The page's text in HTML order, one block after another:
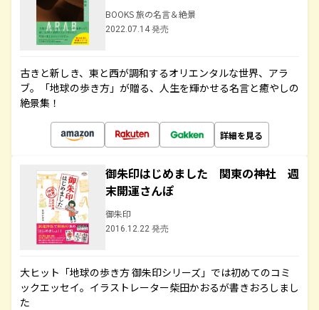
BOOKS 旅の名言＆絶景
2022.07.14 発売
古きと新しき、東と西が調和するオリエンタルな世界、アラ
ブ。「地球の歩き方」が贈る、人生を輝かせる名言と癒やしの
絶景集！
詳細を見る
御朱印はじめました 関東の神社 週
末開運さんぽ
御朱印
2016.12.22 発売
大ヒット「地球の歩き方 御朱印シリーズ」では初めてのコミ
ックエッセイ。イラストレーター柴田かおるが書きおろしまし
た